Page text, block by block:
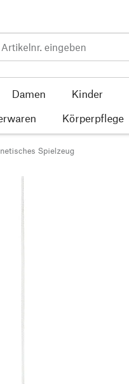
Damen Kinder
Körperpflege
Spielzeug